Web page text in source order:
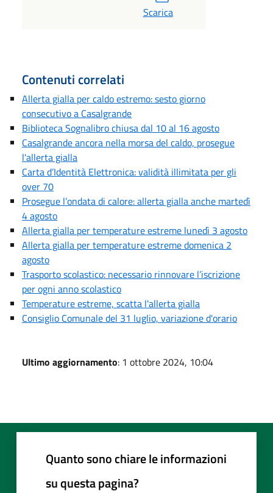
Scarica
Contenuti correlati
Allerta gialla per caldo estremo: sesto giorno
consecutivo a Casalgrande
Biblioteca Sognalibro chiusa dal 10 al 16 agosto
Casalgrande ancora nella morsa del caldo, prosegue
l'allerta gialla
Carta d’Identità Elettronica: validità illimitata per gli
over 70
Prosegue l’ondata di calore: allerta gialla anche martedì
4 agosto
Allerta gialla per temperature estreme lunedì 3 agosto
Allerta gialla per temperature estreme domenica 2
agosto
Trasporto scolastico: necessario rinnovare l’iscrizione
per ogni anno scolastico
Temperature estreme, scatta l'allerta gialla
Consiglio Comunale del 31 luglio, variazione d'orario
Ultimo aggiornamento: 1 ottobre 2024, 10:04
Quanto sono chiare le informazioni
su questa pagina?